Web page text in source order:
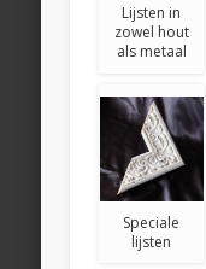
Lijsten in
zowel hout
als metaal
Speciale
lijsten